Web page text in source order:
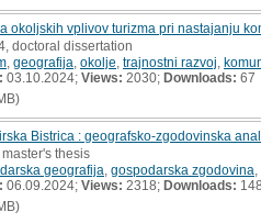
okoljskih vplivov turizma pri nastajanju
doctoral dissertation
geografija okolje trajnostni razvoj
03.10.2024; Views: 2030; Downloads: 67
Bistrica : geografsko-zgodovinska
thesis
geografija gospodarska zgodovina
06.09.2024; Views: 2318; Downloads: